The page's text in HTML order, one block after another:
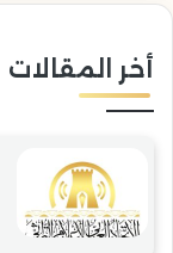
التقليدية
أخر المقالات